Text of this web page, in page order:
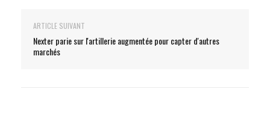
ARTICLE SUIVANT
Nexter parie sur l'artillerie augmentée pour capter d'autres
marchés